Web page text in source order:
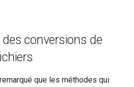
conversions de
que les méthodes qui